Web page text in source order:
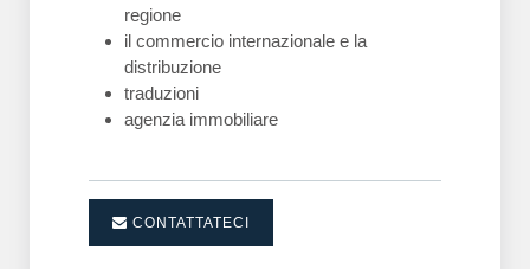
regione
il commercio internazionale e la
distribuzione
traduzioni
agenzia immobiliare
CONTATTATECI